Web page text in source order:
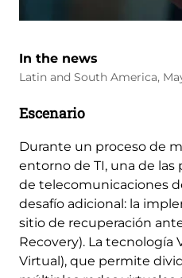
In the news
Latin and South America,
Escenario
Durante un proceso de
entorno de TI, una de las
de telecomunicaciones
desafío adicional: la
sitio de recuperación
Recovery). La tecnología
Virtual), que permite